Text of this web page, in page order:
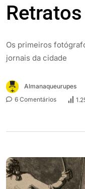
Os primeiros
jornais da cidade
Almanaqueurupes
6 Comentários